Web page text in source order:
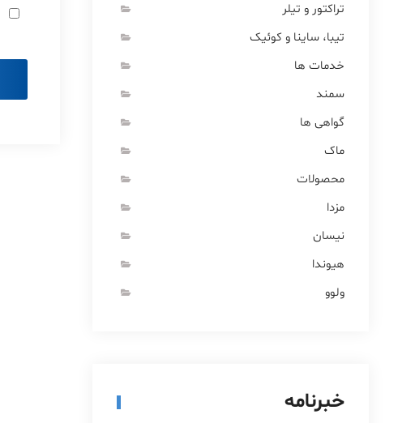
تراکتور و تیلر
تیبا، ساینا و کوئیک
خدمات ها
سمند
گواهی ها
ماک
محصولات
مزدا
نیسان
هیوندا
ولوو
خبرنامه